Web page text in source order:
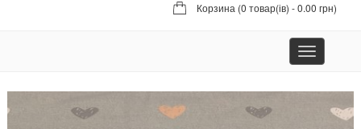
Корзина (0 товар(ів) - 0.00 грн)
Toggle
navigation